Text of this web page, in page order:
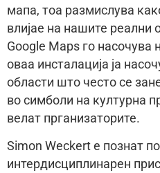
мапа, тоа размислува
влијае на нашите реални
Google Maps го
оваа инсталација ја
области што често се
во симболи на културна
велат прганизаторите.
Simon Weckert е познат
интердисциплинарен